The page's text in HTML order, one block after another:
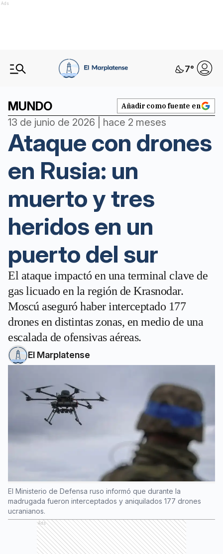
Ads
7°
MUNDO Añadir como fuente en
13 de junio de 2026 | hace 2 meses
Ataque con drones
en Rusia: un
muerto y tres
heridos en un
puerto del sur
El ataque impactó en una terminal clave de
gas licuado en la región de Krasnodar.
Moscú aseguró haber interceptado 177
drones en distintas zonas, en medio de una
escalada de ofensivas aéreas.
El Marplatense
El Ministerio de Defensa ruso informó que durante la
madrugada fueron interceptados y aniquilados 177 drones
ucranianos.
Ads